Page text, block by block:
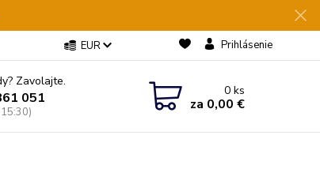
EUR Prihlásenie
Zavolajte.
051 0ks
za 0,00 €